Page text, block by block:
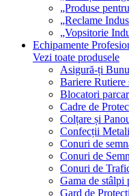
„Produse
„Reclame
„Vopsitorie
Echipamente
Vezi toate produsele
Asigură-ți
Bariere Rutiere
Blocatori
Cadre de
Colțare și
Confecții
Conuri de
Conuri de
Conuri de
Gama de stâlpi
Gard de